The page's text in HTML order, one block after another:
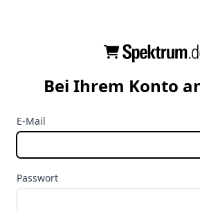
Bei Ihrem Konto
E-Mail
Passwort